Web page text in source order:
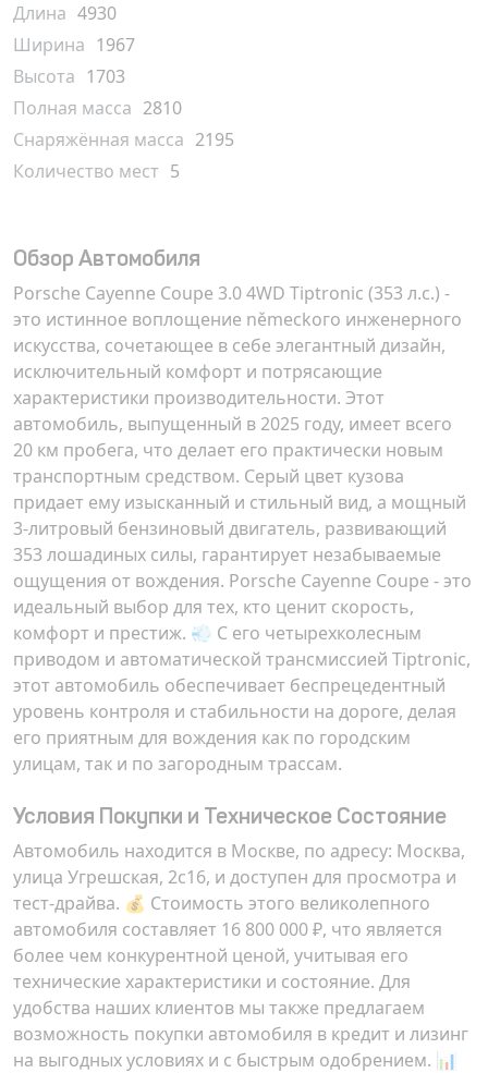
Длина 4930
Ширина 1967
Высота 1703
Полная масса 2810
Снаряжённая масса 2195
Количество мест 5
Обзор Автомобиля
Porsche Cayenne Coupe 3.0 4WD Tiptronic (353 л.с.) -
это истинное воплощение německого инженерного
искусства, сочетающее в себе элегантный дизайн,
исключительный комфорт и потрясающие
характеристики производительности. Этот
автомобиль, выпущенный в 2025 году, имеет всего
20 км пробега, что делает его практически новым
транспортным средством. Серый цвет кузова
придает ему изысканный и стильный вид, а мощный
3-литровый бензиновый двигатель, развивающий
353 лошадиных силы, гарантирует незабываемые
ощущения от вождения. Porsche Cayenne Coupe - это
идеальный выбор для тех, кто ценит скорость,
комфорт и престиж. 💨 С его четырехколесным
приводом и автоматической трансмиссией Tiptronic,
этот автомобиль обеспечивает беспрецедентный
уровень контроля и стабильности на дороге, делая
его приятным для вождения как по городским
улицам, так и по загородным трассам.
Условия Покупки и Техническое Состояние
Автомобиль находится в Москве, по адресу: Москва,
улица Угрешская, 2с16, и доступен для просмотра и
тест-драйва. 💰 Стоимость этого великолепного
автомобиля составляет 16 800 000 ₽, что является
более чем конкурентной ценой, учитывая его
технические характеристики и состояние. Для
удобства наших клиентов мы также предлагаем
возможность покупки автомобиля в кредит и лизинг
на выгодных условиях и с быстрым одобрением. 📊